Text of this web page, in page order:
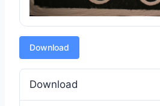
Download
Download